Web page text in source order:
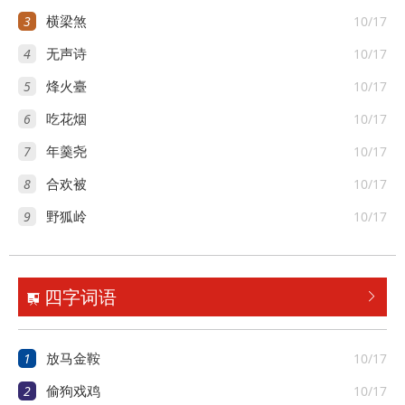
3 10/17
横梁煞
4 10/17
无声诗
5 10/17
烽火臺
6 10/17
吃花烟
7 10/17
年羹尧
8 10/17
合欢被
9 10/17
野狐岭

 四字词语
1 10/17
放马金鞍
2 10/17
偷狗戏鸡